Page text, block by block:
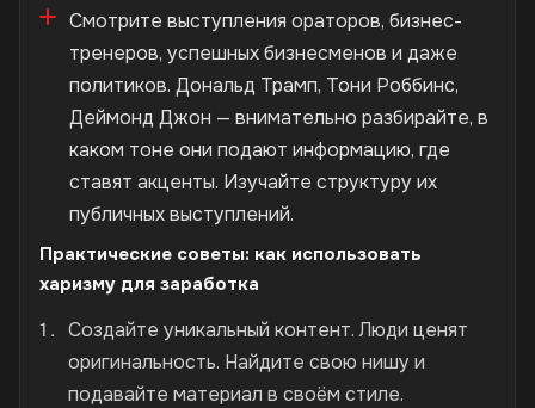
Смотрите выступления ораторов, бизнес-
тренеров, успешных бизнесменов и даже
политиков. Дональд Трамп, Тони Роббинс,
Деймонд Джон — внимательно разбирайте, в
каком тоне они подают информацию, где
ставят акценты. Изучайте структуру их
публичных выступлений.
Практические советы: как использовать
харизму для заработка
Создайте уникальный контент. Люди ценят
оригинальность. Найдите свою нишу и
подавайте материал в своём стиле.